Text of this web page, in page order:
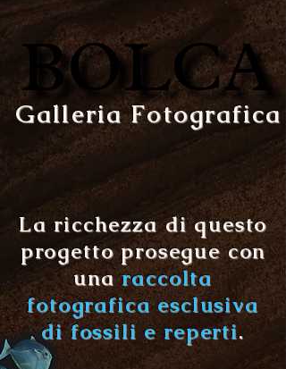
BOLCA
BOLCA
Galleria Fotografica
La ricchezza di questo
progetto prosegue con
unaraccolta
fotografica esclusiva
di fossili e reperti.